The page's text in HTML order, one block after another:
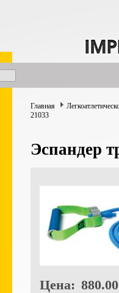
Главная
21033
Эспандер
Цена: